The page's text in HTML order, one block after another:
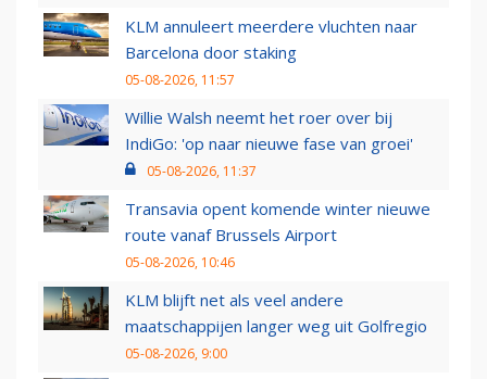
KLM annuleert meerdere vluchten naar
Barcelona door staking
05-08-2026, 11:57
Willie Walsh neemt het roer over bij
IndiGo: 'op naar nieuwe fase van groei'
05-08-2026, 11:37
Transavia opent komende winter nieuwe
route vanaf Brussels Airport
05-08-2026, 10:46
KLM blijft net als veel andere
maatschappijen langer weg uit Golfregio
05-08-2026, 9:00